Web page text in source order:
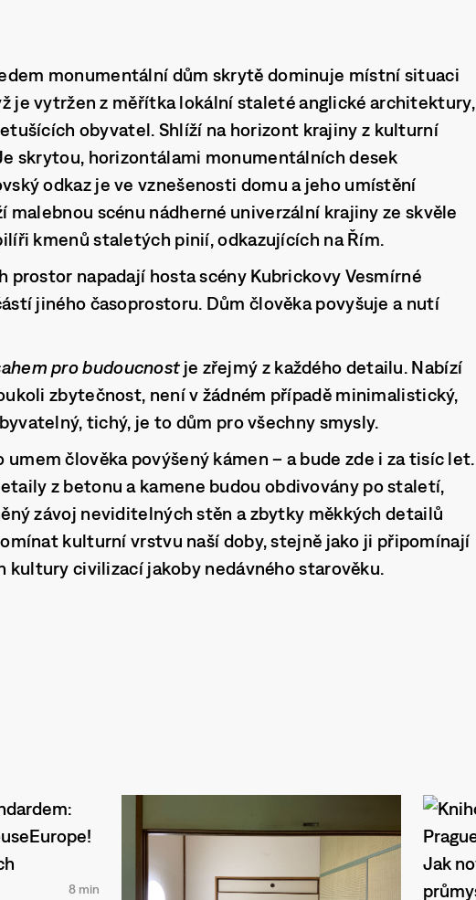
monumentální dům skrytě dominuje místní situaci
je vytržen z měřítka lokální staleté anglické architektury,
obyvatel. Shlíží na horizont krajiny z kulturní
skrytou, horizontálami monumentálních desek
odkaz je ve vznešenosti domu a jeho umístění
malebnou scénu nádherné univerzální krajiny ze skvěle
kmenů staletých pinií, odkazujících na Řím.
prostor napadají hosta scény Kubrickovy Vesmírné
jiného časoprostoru. Dům člověka povyšuje a nutí
pro budoucnostje zřejmý z každého detailu. Nabízí
zbytečnost, není v žádném případě minimalistický,
tichý, je to dům pro všechny smysly.
člověka povýšený kámen – a bude zde i za tisíc let.
z betonu a kamene budou obdivovány po staletí,
závoj neviditelných stěn a zbytky měkkých detailů
kulturní vrstvu naší doby, stejně jako ji připomínají
kultury civilizací jakoby nedávného starověku.
8 min